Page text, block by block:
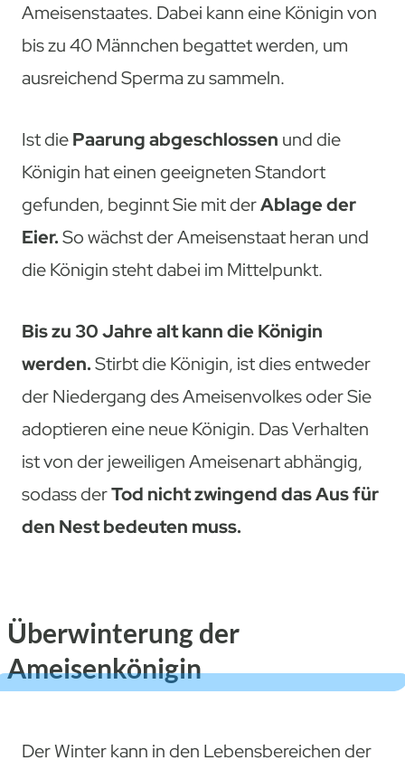
Ameisenstaates. Dabei kann eine Königin von
bis zu 40 Männchen begattet werden, um
ausreichend Sperma zu sammeln.
Ist diePaarung abgeschlossen und die
Königin hat einen geeigneten Standort
gefunden, beginnt Sie mit derAblage der
Eier.So wächst der Ameisenstaat heran und
die Königin steht dabei im Mittelpunkt.
Bis zu 30 Jahre alt kann die Königin
werden.Stirbt die Königin, ist dies entweder
der Niedergang des Ameisenvolkes oder Sie
adoptieren eine neue Königin. Das Verhalten
ist von der jeweiligen Ameisenart abhängig,
sodass derTod nicht zwingend das Aus für
den Nest bedeuten muss.
Überwinterung der
Ameisenkönigin
Der Winter kann in den Lebensbereichen der